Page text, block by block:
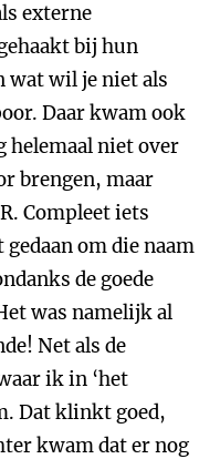
externe
bij hun
wat wil je niet als
Daar kwam ook
helemaal niet over
brengen, maar
Compleet iets
om die naam
de goede
was namelijk al
Net als de
ik in ‘het
Dat klinkt goed,
kwam dat er nog